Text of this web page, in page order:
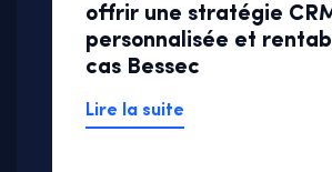
offrir une stratégie
personnalisée et
cas Bessec
Lire la suite